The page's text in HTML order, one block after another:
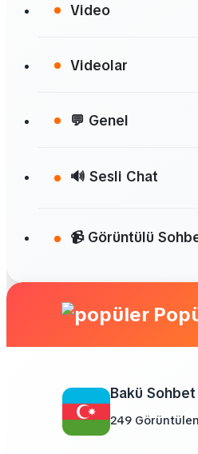
Video
Videolar
💬 Genel
🔊 Sesli Chat
📹 Görüntülü
Bakü Sohbet
249